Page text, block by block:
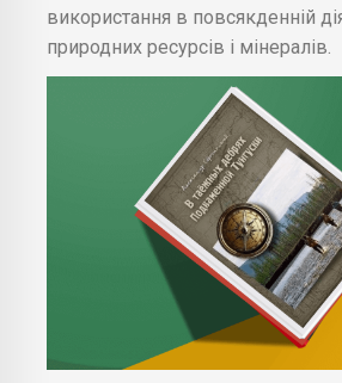
використання в повсякденній
природних ресурсів і мінералів.